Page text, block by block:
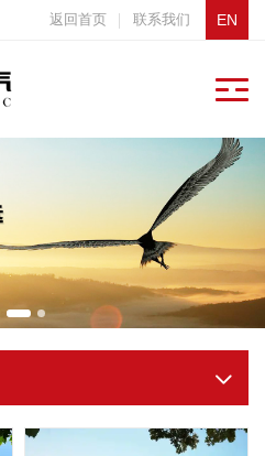
返回首页 联系我们 EN